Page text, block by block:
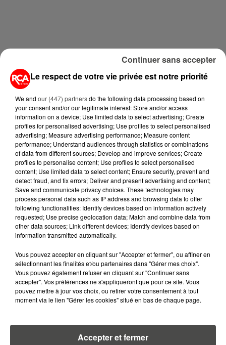
PETIT-DÉJEUNER : EST-IL
VRAIMENT OBLIGATOIRE DE
MANGER LE MATIN ?
7 août 2026
WEEK-END ROUGE SUR LES
ROUTES : LE GRAND OUEST SE
PRÉPARE À UN...
6 août 2026
MÉGOTS ET FEUX DE FORÊT : LES
INDUSTRIELS DU TABAC BIENTÔT
TAXÉS...
CANICULE : POURQUOI LES
BOUTEILLES D'EAU
DISPARAISSENT DES RAYONS...
5 août 2026
PLUS CHER QU'IL Y A CINQ ANS,
ALERTE L’ONU
Le respect de votre vie privée est notre priorité
We and our (447) partnersdo the following data processing based on
your consent and/or our legitimate interest: Store and/or access
information on a device; Use limited data to select advertising; Create
profiles for personalised advertising; Use profiles to select personalised
advertising; Measure advertising performance; Measure content
performance; Understand audiences through statistics or combinations
of data from different sources; Develop and improve services; Create
profiles to personalise content; Use profiles to select personalised
content; Use limited data to select content; Ensure security, prevent and
detect fraud, and fix errors; Deliver and present advertising and content;
Save and communicate privacy choices. These technologies may
process personal data such as IP address and browsing data to offer
following functionalities: Identify devices based on information actively
requested; Use precise geolocation data; Match and combine data from
other data sources; Link different devices; Identify devices based on
information transmitted automatically.
Vous pouvez accepter en cliquant sur "Accepter et fermer", ou affiner en
sélectionnant les finalités et/ou partenaires dans "Gérer mes choix".
Vous pouvez également refuser en cliquant sur "Continuer sans
accepter". Vos préférences ne s'appliqueront que pour ce site. Vous
pouvez mettre à jour vos choix, ou retirer votre consentement à tout
moment via le lien "Gérer les cookies" situé en bas de chaque page.
Accepter et fermer
Continuer sans accepter